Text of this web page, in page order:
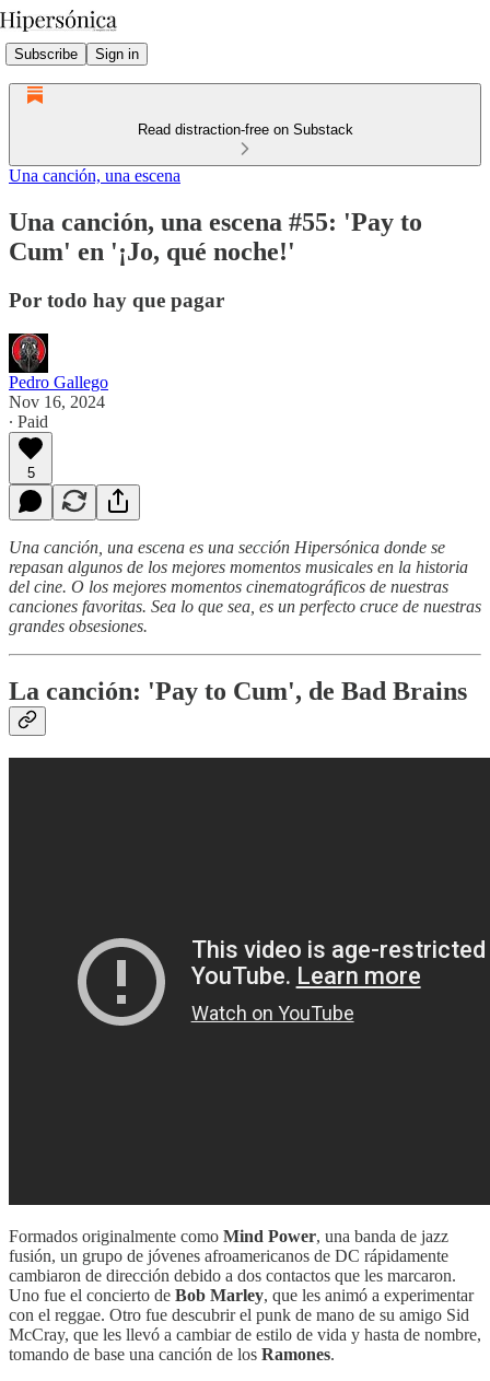
Subscribe Sign in
Read distraction-free on Substack
Una canción, una escena
Una canción, una escena #55: 'Pay to
Cum' en '¡Jo, qué noche!'
Por todo hay que pagar
Pedro Gallego
Nov 16, 2024
∙ Paid
5
Una canción, una escena es una sección Hipersónica donde se
repasan algunos de los mejores momentos musicales en la historia
del cine. O los mejores momentos cinematográficos de nuestras
canciones favoritas. Sea lo que sea, es un perfecto cruce de nuestras
grandes obsesiones.
La canción: 'Pay to Cum', de Bad Brains
Formados originalmente como Mind Power, una banda de jazz
fusión, un grupo de jóvenes afroamericanos de DC rápidamente
cambiaron de dirección debido a dos contactos que les marcaron.
Uno fue el concierto de Bob Marley, que les animó a experimentar
con el reggae. Otro fue descubrir el punk de mano de su amigo Sid
McCray, que les llevó a cambiar de estilo de vida y hasta de nombre,
tomando de base una canción de los Ramones.